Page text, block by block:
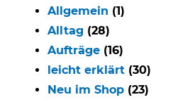
Allgemein (1)
Alltag (28)
Aufträge (16)
leicht erklärt (30)
Neu im Shop (23)